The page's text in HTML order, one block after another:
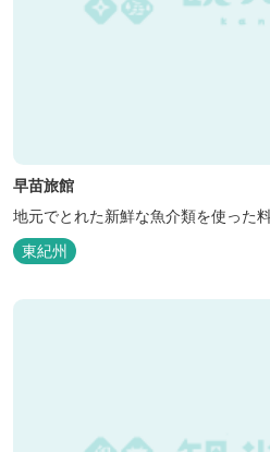
早苗旅館
地元でとれた新鮮な魚介類を使った
東紀州